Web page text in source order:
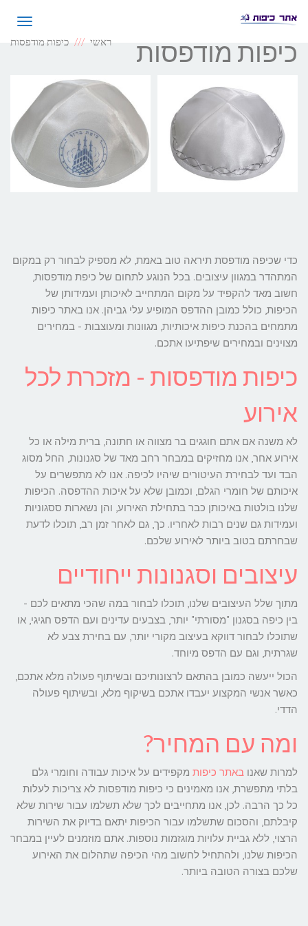
ראשי כיפות מודפסות כיפות מודפסות
כדי שכיפה מודפסת תיראה טוב באמת, לא מספיק לבחור רק במקום
המתהדר במגוון עיצובים. בכל הנוגע לתחום של כיפת מודפסות,
חשוב מאד להקפיד על מקום המתחייב לאיכותן ועמידותן של
הכיפות, כולל כמובן ההדפס המופיע עלי גביהן. אנו באתר כיפות
מתמחים בהכנת כיפות איכותיות, מגוונות ומעוצבות - במחירים
מצוינים ובמחירים שיפתיעו אתכם.
כיפות מודפסות - מזכרת לכל
אירוע
לא משנה אם אתם חוגגים בר מצווה או חתונה, ברית מילה או כל
אירוע אחר, אנו מחזיקים במבחר רחב מאד של סגנונות, החל מסוג
הבד ועד לבחירת העיטורים שיהיו לכיפה. אנו לא מתפשרים על
איכותם של חומרי הגלם, וכמובן שלא על איכות ההדפסה. הכיפות
שלנו בולטות באיכותן כבר בתחילת האירוע, והן נשארות ססגוניות
ועמידות גם שנים רבות לאחריו. כך, גם לאחר זמן רב, תוכלו לדעת
שבחרתם בטוב ביותר לאירוע שלכם.
עיצובים וסגנונות ייחודיים
מתוך שלל העיצובים שלנו, תוכלו לבחור במה שהכי מתאים לכם -
בין כיפה בסגנון "מסורתי" יותר, בצבעים עדינים ועם הדפס חגיגי, או
שתוכלו לבחור דווקא בעיצוב מקורי יותר, עם בחירת צבע לא
שגרתית, וגם עם הדפס מיוחד.
הכול ייעשה כמובן בהתאם לרצונותיכם ובשיתוף פעולה מלא אתכם,
כאשר אנשי המקצוע יעבדו אתכם בשיקוף מלא, ובשיתוף פעולה
הדדי.
ומה עם המחיר?
למרות שאנו באתר כיפות מקפידים על איכות עבודה וחומרי גלם
בלתי מתפשרת, אנו מאמינים כי כיפות מודפסות לא צריכות לעלות
כל כך הרבה. לכן, אנו מתחייבים לכך שלא תשלמו עבור שירות שלא
קיבלתם, והסכום שתשלמו עבור הכיפות יתאם בדיוק את השירות
הרצוי, ללא גביית עלויות מוגזמות נוספות. אתם מוזמנים לעיין במבחר
הכיפות שלנו, ולהתחיל לחשוב מהי הכיפה שתהלום את האירוע
שלכם בצורה הטובה ביותר.